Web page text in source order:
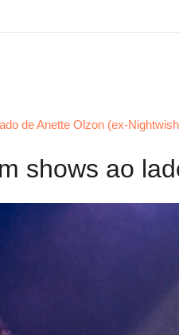
de Anette Olzon (ex-
shows ao